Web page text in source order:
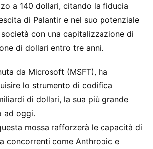
a 140 dollari, citando la fiducia
di Palantir e nel suo potenziale
con una capitalizzazione di
di dollari entro tre anni.
da Microsoft (MSFT), ha
lo strumento di codifica
di dollari, la sua più grande
ad oggi.
mossa rafforzerà le capacità di
concorrenti come Anthropic e